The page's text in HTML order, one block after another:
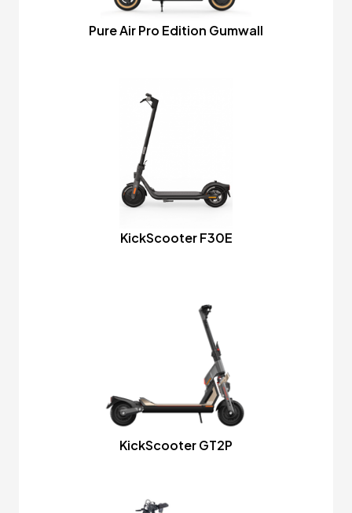
Pure Air Pro Edition Gumwall
KickScooter F30E
KickScooter GT2P